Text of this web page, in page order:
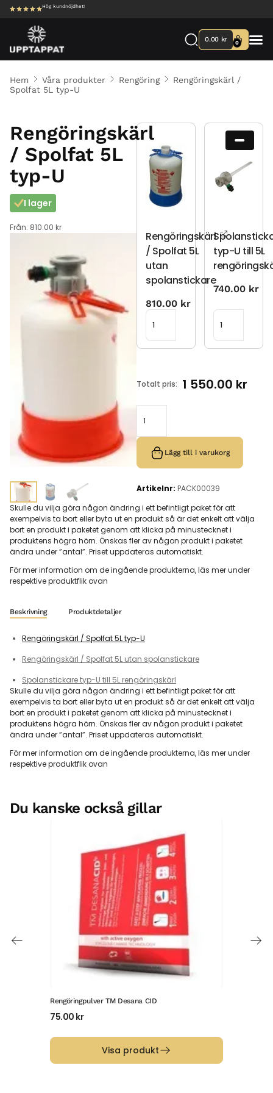
Hög kundnöjdhet!
0.00 kr 0
Hem Våra produkter Rengöring
Rengöringskärl /
Spolfat 5L typ-U
Rengöringskärl
/ Spolfat 5L
typ-U
I lager
Från: 810.00 kr
Rengöringskärl
/ Spolfat 5L
utan
spolanstickare
810.00 kr
typ-U till 5L
740.00 kr
1 550.00 kr
Totalt pris:
Lägg till i varukorg
Artikelnr: PACK00039
Skulle du vilja göra någon ändring i ett befintligt paket för att
exempelvis ta bort eller byta ut en produkt så är det enkelt att välja
bort en produkt i paketet genom att klicka på minustecknet i
produktens högra hörn. Önskas fler av någon produkt i paketet
ändra under ”antal”. Priset uppdateras automatiskt.
För mer information om de ingående produkterna, läs mer under
respektive produktflik ovan
Beskrivning Produktdetaljer
Rengöringskärl / Spolfat 5L typ-U
Rengöringskärl / Spolfat 5L utan spolanstickare
Spolanstickare typ-U till 5L rengöringskärl
Skulle du vilja göra någon ändring i ett befintligt paket för att
exempelvis ta bort eller byta ut en produkt så är det enkelt att välja
bort en produkt i paketet genom att klicka på minustecknet i
produktens högra hörn. Önskas fler av någon produkt i paketet
ändra under ”antal”. Priset uppdateras automatiskt.
För mer information om de ingående produkterna, läs mer under
respektive produktflik ovan
Du kanske också gillar
Rengöringpulver TM Desana CID
75.00 kr
Visa produkt